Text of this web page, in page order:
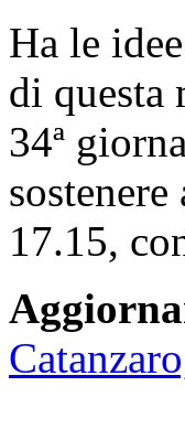
Ha le
di questa
34ª
17.15,